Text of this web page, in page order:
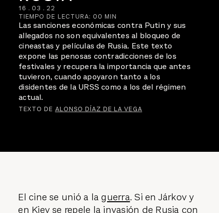
16 . 03 . 22
TIEMPO DE LECTURA: 00 MIN
Las sanciones económicas contra Putin y sus
allegados no son equivalentes al bloqueo de
cineastas y películas de Rusia. Este texto
expone las penosas contradicciones de los
festivales y recupera la importancia que antes
tuvieron, cuando apoyaron tanto a los
disidentes de la URSS como a los del régimen
actual.
TEXTO DE ALONSO DÍAZ DE LA VEGA
El cine se unió a laguerra. Si en Járkov y
en Kiev se repele la invasión de Rusia con